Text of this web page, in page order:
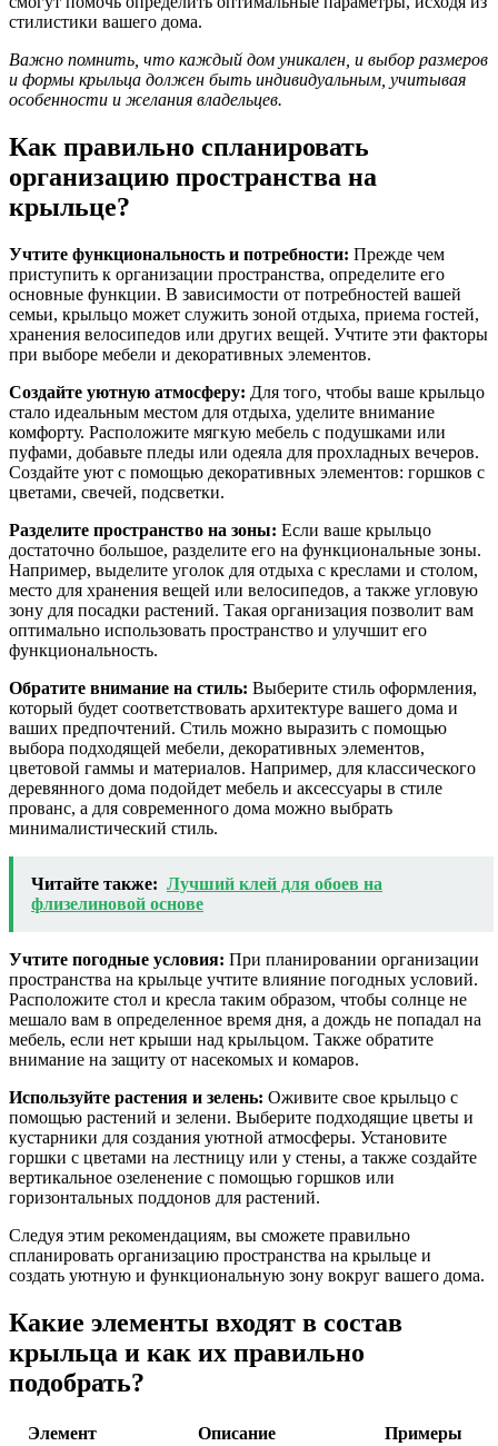
стилистики вашего дома.
Важно помнить, что каждый дом уникален, и выбор размеров
и формы крыльца должен быть индивидуальным, учитывая
особенности и желания владельцев.
Как правильно спланировать
организацию пространства на
крыльце?
Учтите функциональность и потребности: Прежде чем
приступить к организации пространства, определите его
основные функции. В зависимости от потребностей вашей
семьи, крыльцо может служить зоной отдыха, приема гостей,
хранения велосипедов или других вещей. Учтите эти факторы
при выборе мебели и декоративных элементов.
Создайте уютную атмосферу: Для того, чтобы ваше крыльцо
стало идеальным местом для отдыха, уделите внимание
комфорту. Расположите мягкую мебель с подушками или
пуфами, добавьте пледы или одеяла для прохладных вечеров.
Создайте уют с помощью декоративных элементов: горшков с
цветами, свечей, подсветки.
Разделите пространство на зоны: Если ваше крыльцо
достаточно большое, разделите его на функциональные зоны.
Например, выделите уголок для отдыха с креслами и столом,
место для хранения вещей или велосипедов, а также угловую
зону для посадки растений. Такая организация позволит вам
оптимально использовать пространство и улучшит его
функциональность.
Обратите внимание на стиль: Выберите стиль оформления,
который будет соответствовать архитектуре вашего дома и
ваших предпочтений. Стиль можно выразить с помощью
выбора подходящей мебели, декоративных элементов,
цветовой гаммы и материалов. Например, для классического
деревянного дома подойдет мебель и аксессуары в стиле
прованс, а для современного дома можно выбрать
минималистический стиль.
Читайте также: Лучший клей для обоев на
флизелиновой основе
Учтите погодные условия: При планировании организации
пространства на крыльце учтите влияние погодных условий.
Расположите стол и кресла таким образом, чтобы солнце не
мешало вам в определенное время дня, а дождь не попадал на
мебель, если нет крыши над крыльцом. Также обратите
внимание на защиту от насекомых и комаров.
Используйте растения и зелень: Оживите свое крыльцо с
помощью растений и зелени. Выберите подходящие цветы и
кустарники для создания уютной атмосферы. Установите
горшки с цветами на лестницу или у стены, а также создайте
вертикальное озеленение с помощью горшков или
горизонтальных поддонов для растений.
Следуя этим рекомендациям, вы сможете правильно
спланировать организацию пространства на крыльце и
создать уютную и функциональную зону вокруг вашего дома.
Какие элементы входят в состав
крыльца и как их правильно
подобрать?
Элемент Описание Примеры